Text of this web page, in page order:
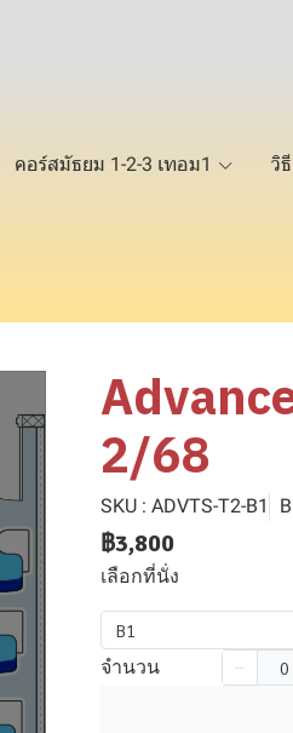
คอร์สมัธยม 1-2-3 เทอม1 วิ
2/68
SKU : ADVTS-T2-B1
฿3,800
เลือกที่นั่ง
B1
จำนวน